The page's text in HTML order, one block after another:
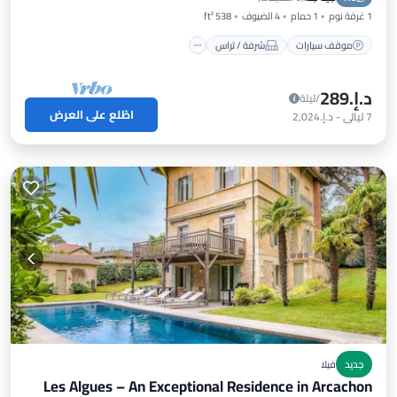
1 غرفة نوم 1 حمام 4 الضيوف
538 ft²
موقف سيارات
شرفة / تراس
د.إ.‏289
/ليلة
7ليالي- د.إ.‏2,024 اطّلع على العرض
جديد فيلا
Les Algues – An Exceptional Residence in Arcachon